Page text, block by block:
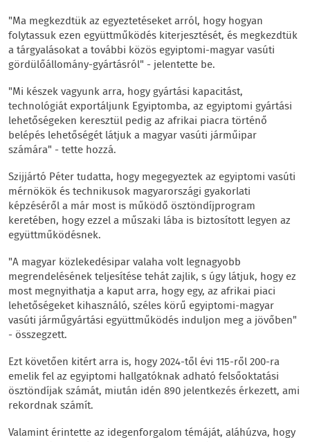
"Ma megkezdtük az egyeztetéseket arról, hogy hogyan
folytassuk ezen együttműködés kiterjesztését, és megkezdtük
a tárgyalásokat a további közös egyiptomi-magyar vasúti
gördülőállomány-gyártásról" - jelentette be.
"Mi készek vagyunk arra, hogy gyártási kapacitást,
technológiát exportáljunk Egyiptomba, az egyiptomi gyártási
lehetőségeken keresztül pedig az afrikai piacra történő
belépés lehetőségét látjuk a magyar vasúti járműipar
számára" - tette hozzá.
Szijjártó Péter tudatta, hogy megegyeztek az egyiptomi vasúti
mérnökök és technikusok magyarországi gyakorlati
képzéséről a már most is működő ösztöndíjprogram
keretében, hogy ezzel a műszaki lába is biztosított legyen az
együttműködésnek.
"A magyar közlekedésipar valaha volt legnagyobb
megrendelésének teljesítése tehát zajlik, s úgy látjuk, hogy ez
most megnyithatja a kaput arra, hogy egy, az afrikai piaci
lehetőségeket kihasználó, széles körű egyiptomi-magyar
vasúti járműgyártási együttműködés induljon meg a jövőben"
- összegzett.
Ezt követően kitért arra is, hogy 2024-től évi 115-ről 200-ra
emelik fel az egyiptomi hallgatóknak adható felsőoktatási
ösztöndíjak számát, miután idén 890 jelentkezés érkezett, ami
rekordnak számít.
Valamint érintette az idegenforgalom témáját, aláhúzva, hogy